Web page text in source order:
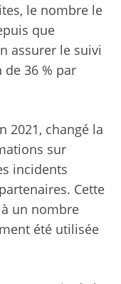
le nombre le
que
assurer le suivi
de 36 % par
2021, changé la
sur
incidents
Cette
un nombre
été utilisée